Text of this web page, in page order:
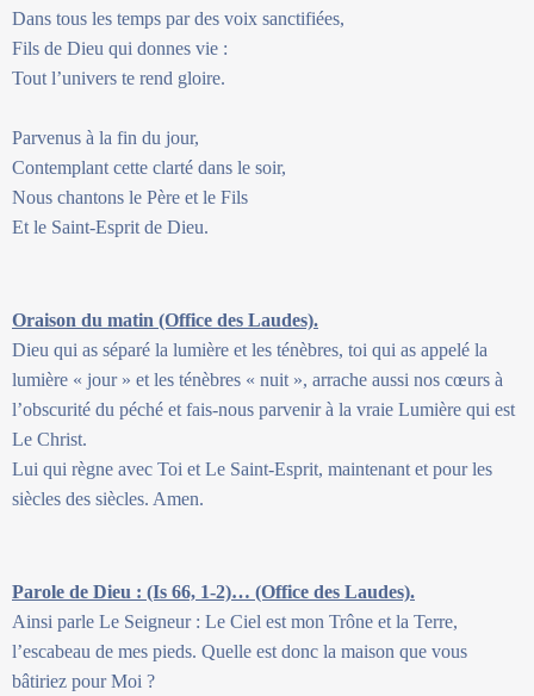
Dans tous les temps par des voix sanctifiées,
Fils de Dieu qui donnes vie :
Tout l’univers te rend gloire.
Parvenus à la fin du jour,
Contemplant cette clarté dans le soir,
Nous chantons le Père et le Fils
Et le Saint-Esprit de Dieu.
Oraison du matin (Office des Laudes).
Dieu qui as séparé la lumière et les ténèbres, toi qui as appelé la
lumière « jour » et les ténèbres « nuit », arrache aussi nos cœurs à
l’obscurité du péché et fais-nous parvenir à la vraie Lumière qui est
Le Christ.
Lui qui règne avec Toi et Le Saint-Esprit, maintenant et pour les
siècles des siècles. Amen.
Parole de Dieu : (Is 66, 1-2)… (Office des Laudes).
Ainsi parle Le Seigneur : Le Ciel est mon Trône et la Terre,
l’escabeau de mes pieds. Quelle est donc la maison que vous
bâtiriez pour Moi ?